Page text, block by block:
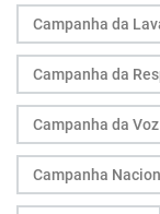
Campanha da
Campanha da
Campanha da
Campanha